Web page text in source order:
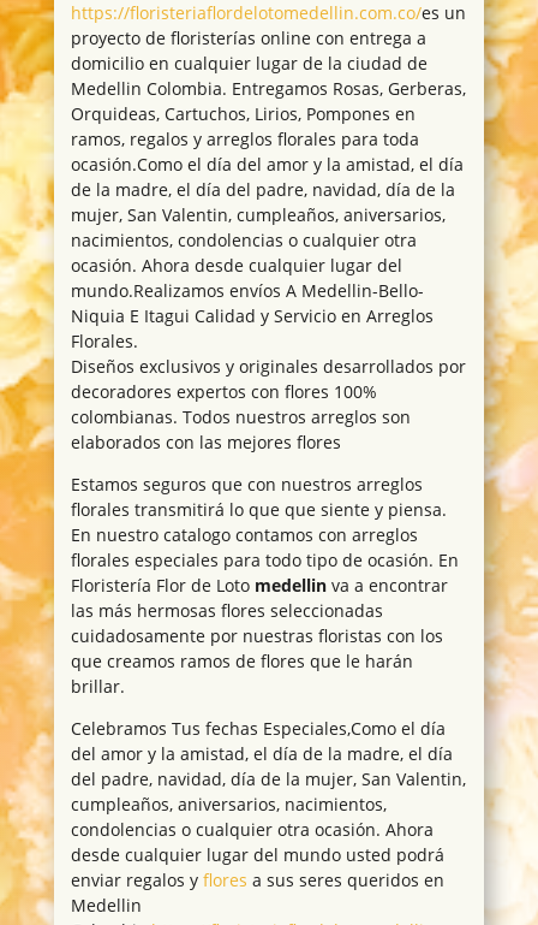
https://floristeriaflordelotomedellin.com.co/es un
proyecto de floristerías online con entrega a
domicilio en cualquier lugar de la ciudad de
Medellin Colombia. Entregamos Rosas, Gerberas,
Orquideas, Cartuchos, Lirios, Pompones en
ramos, regalos y arreglos florales para toda
ocasión.Como el día del amor y la amistad, el día
de la madre, el día del padre, navidad, día de la
mujer, San Valentin, cumpleaños, aniversarios,
nacimientos, condolencias o cualquier otra
ocasión. Ahora desde cualquier lugar del
mundo.Realizamos envíos A Medellin-Bello-
Niquia E Itagui Calidad y Servicio en Arreglos
Florales.
Diseños exclusivos y originales desarrollados por
decoradores expertos con flores 100%
colombianas. Todos nuestros arreglos son
elaborados con las mejores flores
Estamos seguros que con nuestros arreglos
florales transmitirá lo que que siente y piensa.
En nuestro catalogo contamos con arreglos
florales especiales para todo tipo de ocasión. En
Floristería Flor de Loto medellinva a encontrar
las más hermosas flores seleccionadas
cuidadosamente por nuestras floristas con los
que creamos ramos de flores que le harán
brillar.
Celebramos Tus fechas Especiales,Como el día
del amor y la amistad, el día de la madre, el día
del padre, navidad, día de la mujer, San Valentin,
cumpleaños, aniversarios, nacimientos,
condolencias o cualquier otra ocasión. Ahora
desde cualquier lugar del mundo usted podrá
enviar regalos y flores a sus seres queridos en
Medellin